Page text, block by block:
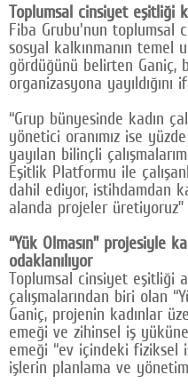
Toplumsal cinsiyet eşitliği
Fiba Grubu'nun toplumsal
sosyal kalkınmanın temel
gördüğünü belirten Ganiç,
organizasyona yayıldığını
“Grup bünyesinde kadın
yönetici oranımız ise
yayılan bilinçli
Eşitlik Platformu ile
dahil ediyor, istihdamdan
alanda projeler üretiyoruz”
“Yük Olmasın” projesiyle
odaklanılıyor
Toplumsal cinsiyet eşitliği
çalışmalarından biri olan
Ganiç, projenin kadınlar
emeği ve zihinsel iş
emeği “ev içindeki fiziksel
işlerin planlama ve